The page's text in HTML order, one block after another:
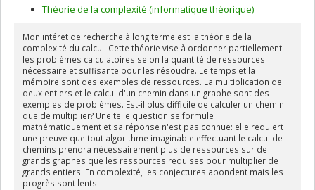
Théorie de la complexité (informatique théorique)
Mon intéret de recherche à long terme est la théorie de la
complexité du calcul. Cette théorie vise à ordonner partiellement
les problèmes calculatoires selon la quantité de ressources
nécessaire et suffisante pour les résoudre. Le temps et la
mémoire sont des exemples de ressources. La multiplication de
deux entiers et le calcul d'un chemin dans un graphe sont des
exemples de problèmes. Est-il plus difficile de calculer un chemin
que de multiplier? Une telle question se formule
mathématiquement et sa réponse n'est pas connue: elle requiert
une preuve que tout algorithme imaginable effectuant le calcul de
chemins prendra nécessairement plus de ressources sur de
grands graphes que les ressources requises pour multiplier de
grands entiers. En complexité, les conjectures abondent mais les
progrès sont lents.